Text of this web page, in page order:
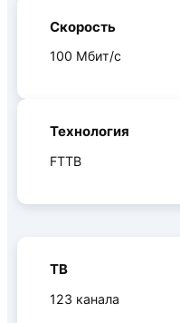
Скорость
100 Мбит/c
Технология
FTTB
ТВ
123 канала